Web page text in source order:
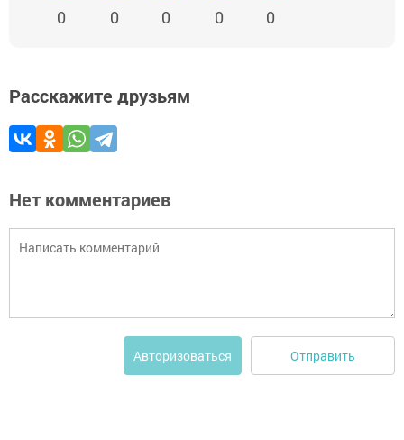
0 0 0 0 0
Расскажите друзьям
Нет комментариев
Авторизоваться Отправить